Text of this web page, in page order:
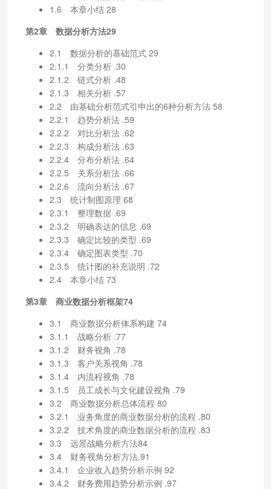
1.6 本章小结 28
第2章 数据分析方法29
2.1 数据分析的基础范式 29
2.1.1 分类分析 .30
2.1.2 链式分析 .48
2.1.3 相关分析 .57
2.2 由基础分析范式引申出的6种分析方法 58
2.2.1 趋势分析法 .59
2.2.2 对比分析法 .62
2.2.3 构成分析法 .63
2.2.4 分布分析法 .64
2.2.5 关系分析法 .66
2.2.6 流向分析法 .67
2.3 统计制图原理 68
2.3.1 整理数据 .69
2.3.2 明确表达的信息 .69
2.3.3 确定比较的类型 .69
2.3.4 确定图表类型 .70
2.3.5 统计图的补充说明 .72
2.4 本章小结 73
第3章 商业数据分析框架74
3.1 商业数据分析体系构建 74
3.1.1 战略分析 .77
3.1.2 财务视角 .78
3.1.3 客户关系视角 .78
3.1.4 内流程视角 .78
3.1.5 员工成长与文化建设视角 .79
3.2 商业数据分析总体流程 80
3.2.1 业务角度的商业数据分析的流程 .80
3.2.2 技术角度的商业数据分析的流程 .83
3.3 远景战略分析方法84
3.4 财务视角分析方法.91
3.4.1 企业收入趋势分析示例 92
3.4.2 财务费用趋势分析示例 .97